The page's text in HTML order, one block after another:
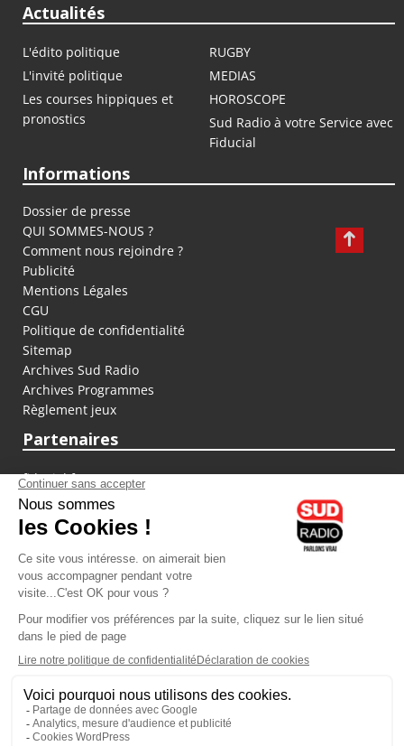
Actualités
L'édito politique
RUGBY
L'invité politique
MEDIAS
Les courses hippiques et
pronostics
HOROSCOPE
Sud Radio à votre Service avec
Fiducial
Informations
Dossier de presse
QUI SOMMES-NOUS ?
Comment nous rejoindre ?
Publicité
Mentions Légales
CGU
Politique de confidentialité
Sitemap
Archives Sud Radio
Archives Programmes
Règlement jeux
Partenaires
fiducial.fr
lyoncapitale.fr
olympique-et-lyonnais.com
L'application Iphone / Android
Téléchargez l'application
Les cookies
Gestion des cookies
Crédit photos : ©Sud Radio / Pierre Olivier